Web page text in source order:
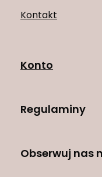
Kontakt
Konto
Regulaminy
Obserwuj nas